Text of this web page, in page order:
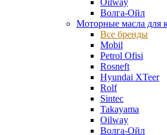
Oilway
Волга-Ойл
Моторные масла для
Все бренды
Mobil
Petrol Ofisi
Rosneft
Hyundai XTeer
Rolf
Sintec
Takayama
Oilway
Волга-Ойл